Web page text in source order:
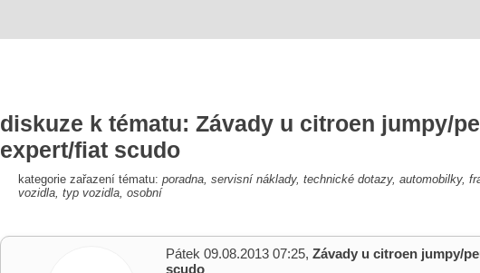
diskuze k tématu: Závady u citroen jumpy/
expert/fiat scudo
kategorie zařazení tématu: poradna, servisní náklady, technické dotazy, automobilky,
vozidla, typ vozidla, osobní
Pátek 09.08.2013 07:25, Závady u citroen jumpy/
scudo